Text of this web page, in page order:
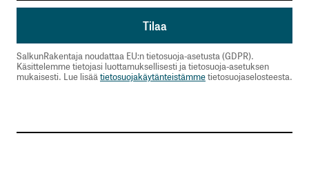
SalkunRakentaja noudattaa EU:n tietosuoja-asetusta (GDPR).
Käsittelemme tietojasi luottamuksellisesti ja tietosuoja-asetuksen
mukaisesti. Lue lisää tietosuojakäytänteistämmetietosuojaselosteesta.